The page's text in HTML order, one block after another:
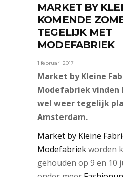
MARKET BY
KOMENDE
TEGELIJK MET
MODEFABRIEK
1 februari 2017
Market by Kleine
Modefabriek vinden
wel weer tegelijk
Amsterdam.
Market by Kleine
Modefabriekworden
gehouden op 9 en 10